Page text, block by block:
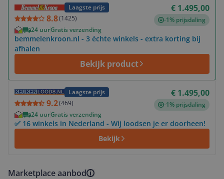
Laagste prijs
8.8(1425)
€ 1.495,00
-1% prijsdaling
24 uurGratis verzending
bemmelenkroon.nl - 3 échte winkels - extra korting bij
afhalen
Bekijk product
Laagste prijs
9.2(469)
€ 1.495,00
-1% prijsdaling
24 uurGratis verzending
✅ 16 winkels in Nederland - Wij loodsen je er doorheen!
Bekijk
Marketplace aanbod